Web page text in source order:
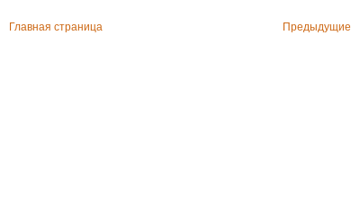
Предыдущие
Главная страница